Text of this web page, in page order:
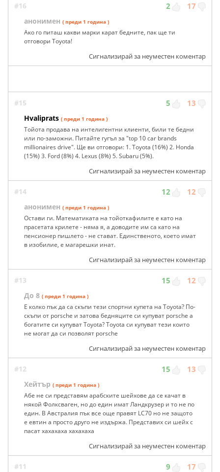
#16 2 17
анонимен ( преди 1 година )
Ако го питаш какви марки карат бедните, пак ще ти
отговори Toyota!
Сигнализирай за неуместен коментар
#15 5 13
Hvaliprats ( преди 1 година )
Тойота продава на интелигентни клиенти, били те бедни
или по-заможни. Питайте гугъл за "top 10 car brands
millionaires drive". Ще ви отговори: 1. Toyota (16%) 2. Honda
(15%) 3. Ford (8%) 4. Lexus (8%) 5. Subaru (5%).
Сигнализирай за неуместен коментар
#14 12 12
анонимен ( преди 1 година )
Остави ги. Математиката на тойоткафилите е като на
прасетата крилете - няма я, а доводите им са като на
пенсионер пишлето - не стават. Единственото, което имат
в изобилие, е магарешки инат.
Сигнализирай за неуместен коментар
#13 15 12
До 8 ( преди 1 година )
Е колко пък да са скъпи тези спортни купета на Toyota? По-
скъпи от porsche и затова бедняците си купуват porsche а
богатите си купуват Toyota? Toyota си купуват тези които
не могат да си позволят porsche
Сигнализирай за неуместен коментар
#12 15 13
Хейтър ( преди 1 година )
Абе не си представям арабските шейхове да се качат в
някой Фолксваген, но до един имат Ландкрузер и то не по
един. В Австралия пък все още правят LC70 но не защото
е евтин а просто друго не издържа. Представих си шейх с
пасат хахахаха хахахаха
Сигнализирай за неуместен коментар
#11 9 17